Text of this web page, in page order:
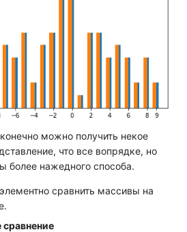
можно получить некое
что все вопрядке, но
более нажедного способа.
сравнить массивы на
сравнение